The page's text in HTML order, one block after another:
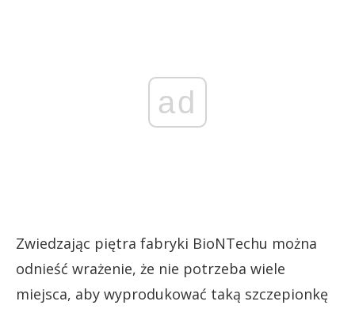
ad
Zwiedzając piętra fabryki BioNTechu można
odnieść wrażenie, że nie potrzeba wiele
miejsca, aby wyprodukować taką szczepionkę